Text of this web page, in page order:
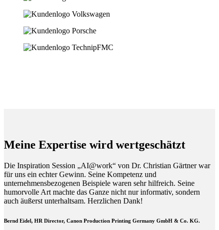
Meine Expertise wird wertgeschätzt
Die Inspiration Session „AI@work“ von Dr. Christian Gärtner war
für uns ein echter Gewinn. Seine Kompetenz und
unternehmensbezogenen Beispiele waren sehr hilfreich. Seine
humorvolle Art machte das Ganze nicht nur informativ, sondern
auch äußerst unterhaltsam. Herzlichen Dank!
Bernd Eidel, HR Director, Canon Production Printing Germany GmbH & Co. KG.